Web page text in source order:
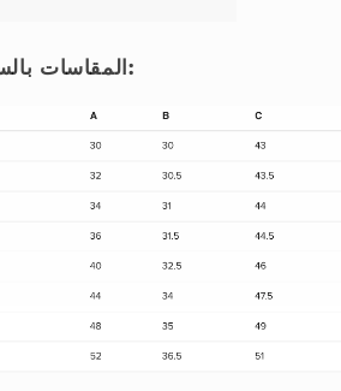
المقاسات بالسنتيمتر (سم):